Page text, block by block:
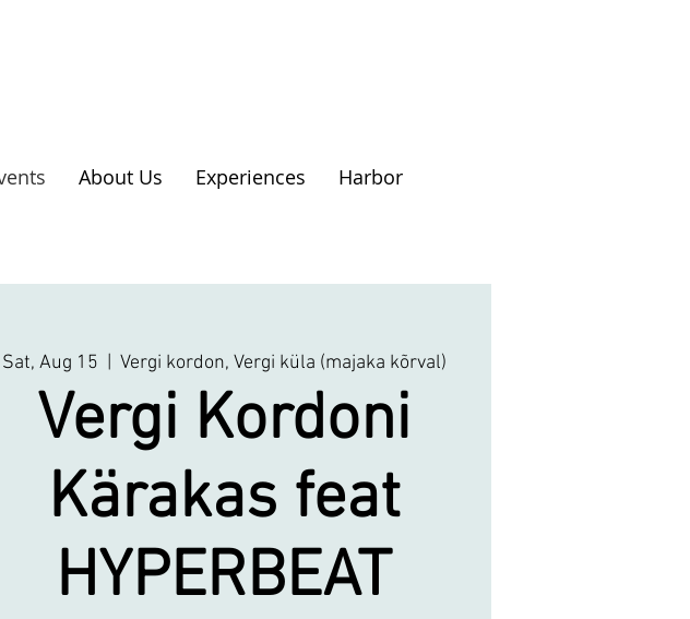
About Us Experiences Harbor
Sat, Aug 15 Vergi kordon, Vergi küla (majaka kõrval)
Vergi Kordoni
Kärakas feat
HYPERBEAT